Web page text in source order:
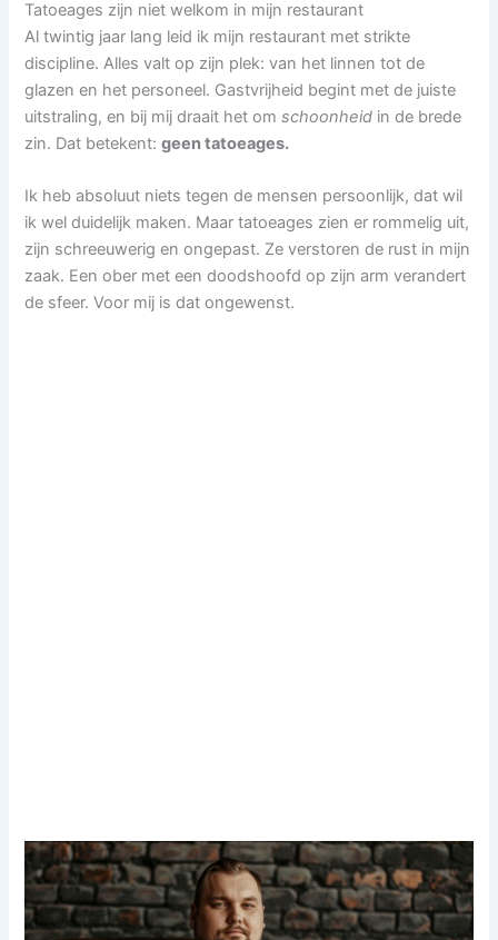
Tatoeages zijn niet welkom in mijn restaurant
Al twintig jaar lang leid ik mijn restaurant met strikte
discipline. Alles valt op zijn plek: van het linnen tot de
glazen en het personeel. Gastvrijheid begint met de juiste
uitstraling, en bij mij draait het omschoonheid in de brede
zin. Dat betekent:geen tatoeages.
Ik heb absoluut niets tegen de mensen persoonlijk, dat wil
ik wel duidelijk maken. Maar tatoeages zien er rommelig uit,
zijn schreeuwerig en ongepast. Ze verstoren de rust in mijn
zaak. Een ober met een doodshoofd op zijn arm verandert
de sfeer. Voor mij is dat ongewenst.